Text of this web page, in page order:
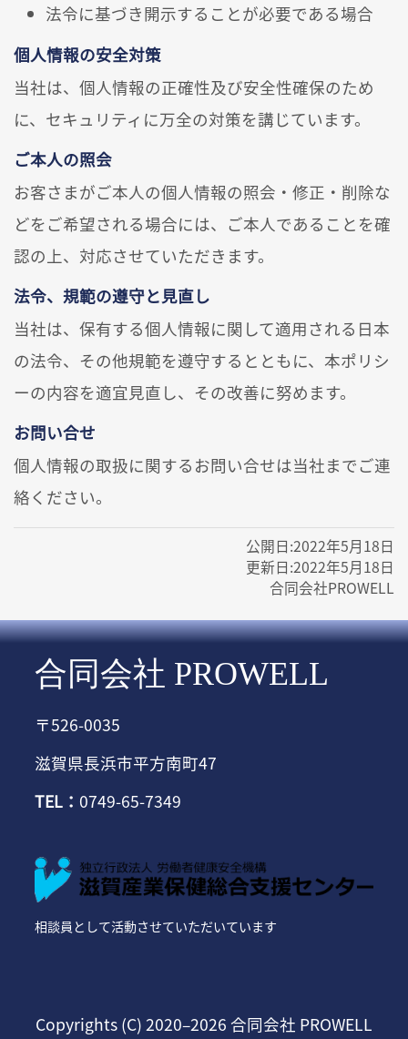
法令に基づき開示することが必要である場合
個人情報の安全対策
当社は、個人情報の正確性及び安全性確保のため
に、セキュリティに万全の対策を講じています。
ご本人の照会
お客さまがご本人の個人情報の照会・修正・削除な
どをご希望される場合には、ご本人であることを確
認の上、対応させていただきます。
法令、規範の遵守と見直し
当社は、保有する個人情報に関して適用される日本
の法令、その他規範を遵守するとともに、本ポリシ
ーの内容を適宜見直し、その改善に努めます。
お問い合せ
個人情報の取扱に関するお問い合せは当社までご連
絡ください。
公開日:2022年5月18日
更新日:2022年5月18日
合同会社PROWELL
合同会社 PROWELL
〒526-0035
滋賀県長浜市平方南町47
TEL： 0749-65-7349
相談員として活動させていただいています
Copyrights (C) 2020–2026 合同会社 PROWELL